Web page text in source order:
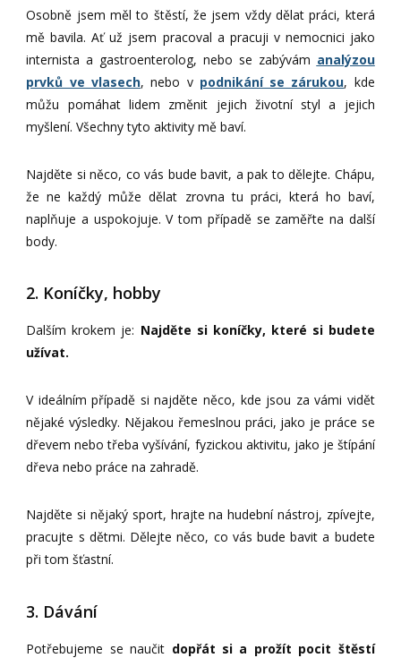
Osobně jsem měl to štěstí, že jsem vždy dělat práci, která
mě bavila. Ať už jsem pracoval a pracuji v nemocnici jako
internista a gastroenterolog, nebo se zabývám analýzou
prvků ve vlasech, nebo v podnikání se zárukou, kde
můžu pomáhat lidem změnit jejich životní styl a jejich
myšlení. Všechny tyto aktivity mě baví.
Najděte si něco, co vás bude bavit, a pak to dělejte. Chápu,
že ne každý může dělat zrovna tu práci, která ho baví,
naplňuje a uspokojuje. V tom případě se zaměřte na další
body.
2. Koníčky, hobby
Dalším krokem je: Najděte si koníčky, které si budete
užívat.
V ideálním případě si najděte něco, kde jsou za vámi vidět
nějaké výsledky. Nějakou řemeslnou práci, jako je práce se
dřevem nebo třeba vyšívání, fyzickou aktivitu, jako je štípání
dřeva nebo práce na zahradě.
Najděte si nějaký sport, hrajte na hudební nástroj, zpívejte,
pracujte s dětmi. Dělejte něco, co vás bude bavit a budete
při tom šťastní.
3. Dávání
Potřebujeme se naučit dopřát si a prožít pocit štěstí